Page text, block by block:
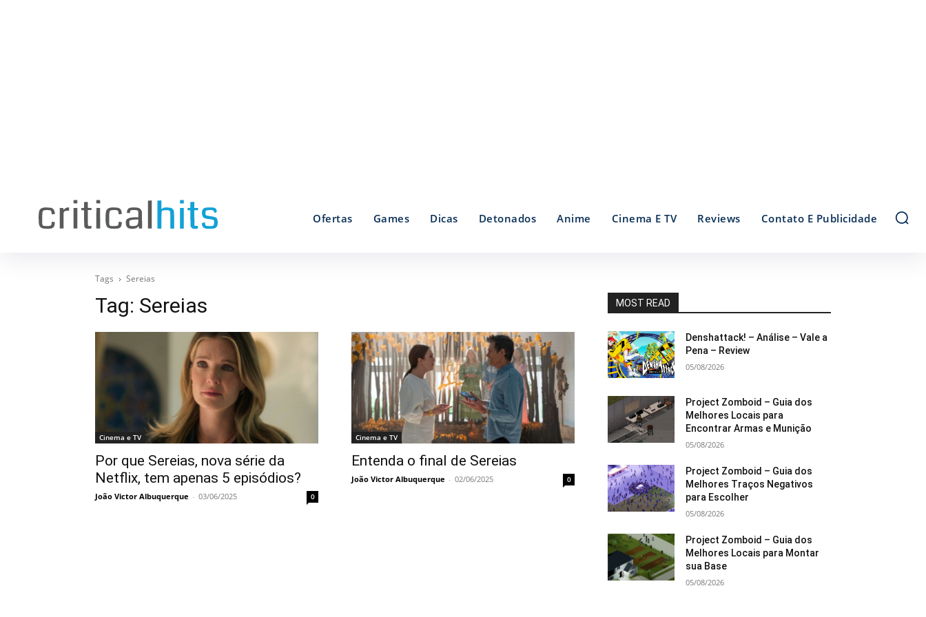
Ofertas Games Dicas Detonados Anime Cinema E TV Reviews Contato E Publicidade
Tags Sereias
Tag: Sereias
Cinema e TV
Por que Sereias, nova série da
Netflix, tem apenas 5 episódios?
João Victor Albuquerque - 03/06/2025 0
Cinema e TV
Entenda o final de Sereias
João Victor Albuquerque - 02/06/2025 0
MOST READ
Denshattack! – Análise – Vale a
Pena – Review
05/08/2026
Project Zomboid – Guia dos
Melhores Locais para
Encontrar Armas e Munição
05/08/2026
Project Zomboid – Guia dos
Melhores Traços Negativos
para Escolher
05/08/2026
Project Zomboid – Guia dos
Melhores Locais para Montar
sua Base
05/08/2026